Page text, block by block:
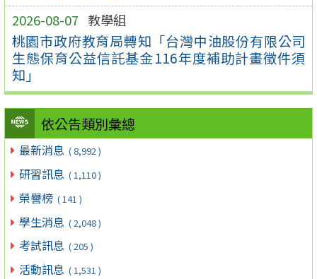
2026-08-07 教學組
桃園市政府教育局轉知「台灣中油股份有限公司
生態保育公益信託基金116年度補助計畫徵件須
知」
依公告類別彙總
最新消息 ( 8,992 )
研習訊息 ( 1,110 )
榮譽榜 ( 141 )
學生消息 ( 2,048 )
考試訊息 ( 205 )
活動訊息 ( 1,531 )